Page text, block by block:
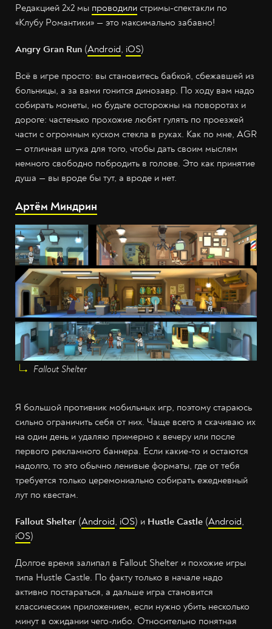
Редакцией 2х2 мы проводили стримы-спектакли по
«Клубу Романтики» — это максимально забавно!
Angry Gran Run (Android, iOS)
Всё в игре просто: вы становитесь бабкой, сбежавшей из
больницы, а за вами гонится динозавр. По ходу вам надо
собирать монеты, но будьте осторожны на поворотах и
дороге: частенько прохожие любят гулять по проезжей
части с огромным куском стекла в руках. Как по мне, AGR
— отличная штука для того, чтобы дать своим мыслям
немного свободно побродить в голове. Это как принятие
душа — вы вроде бы тут, а вроде и нет.
Артём Миндрин
Fallout Shelter
Я большой противник мобильных игр, поэтому стараюсь
сильно ограничить себя от них. Чаще всего я скачиваю их
на один день и удаляю примерно к вечеру или после
первого рекламного баннера. Если какие-то и остаются
надолго, то это обычно ленивые форматы, где от тебя
требуется только церемониально собирать ежедневный
лут по квестам.
Fallout Shelter (Android, iOS) и Hustle Castle (Android,
iOS)
Долгое время залипал в Fallout Shelter и похожие игры
типа Hustle Castle. По факту только в начале надо
активно постараться, а дальше игра становится
классическим приложением, если нужно убить несколько
минут в ожидании чего-либо. Относительно понятная